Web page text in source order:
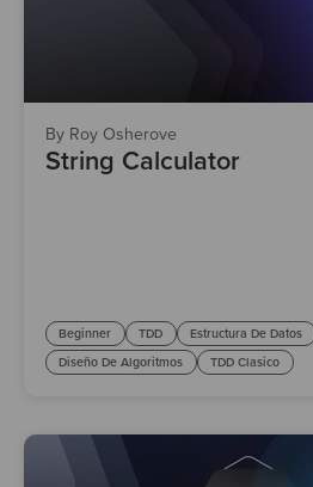
By Roy Osherove
String Calculator
Beginner TDD Estructura De Datos
Diseño De Algoritmos
TDD Clasico